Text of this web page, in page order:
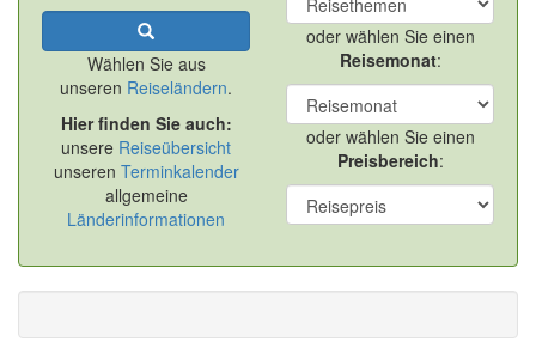
Wählen Sie aus
unseren Reiseländern.
Hier finden Sie auch:
unsere Reiseübersicht
unseren Terminkalender
allgemeine
Länderinformationen
oder wählen Sie einen
Reisemonat:
oder wählen Sie einen
Preisbereich: